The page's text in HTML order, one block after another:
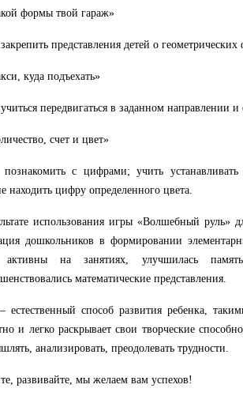
формы твой гараж»
представления детей о
куда подъехать»
передвигаться в заданном направлении и
счет и цвет»
с цифрами; учить устанавливать
находить цифру определенного цвета.
использования игры «Волшебный руль»
дошкольников в формировании
активны на занятиях, улучшилась
математические представления.
естественный способ развития ребенка,
и легко раскрывает свои творческие
анализировать, преодолевать трудности.
развивайте, мы желаем вам успехов!